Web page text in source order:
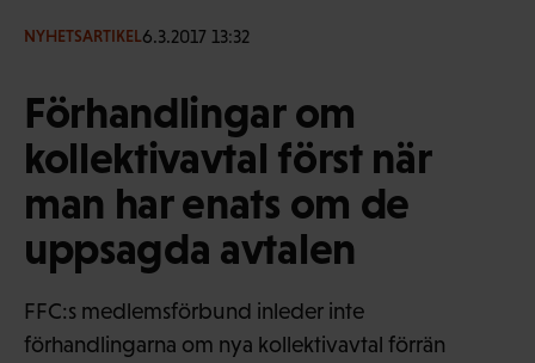
NYHETSARTIKEL6.3.2017 13:32
Förhandlingar om
kollektivavtal först när
man har enats om de
uppsagda avtalen
FFC:s medlemsförbund inleder inte
förhandlingarna om nya kollektivavtal förrän